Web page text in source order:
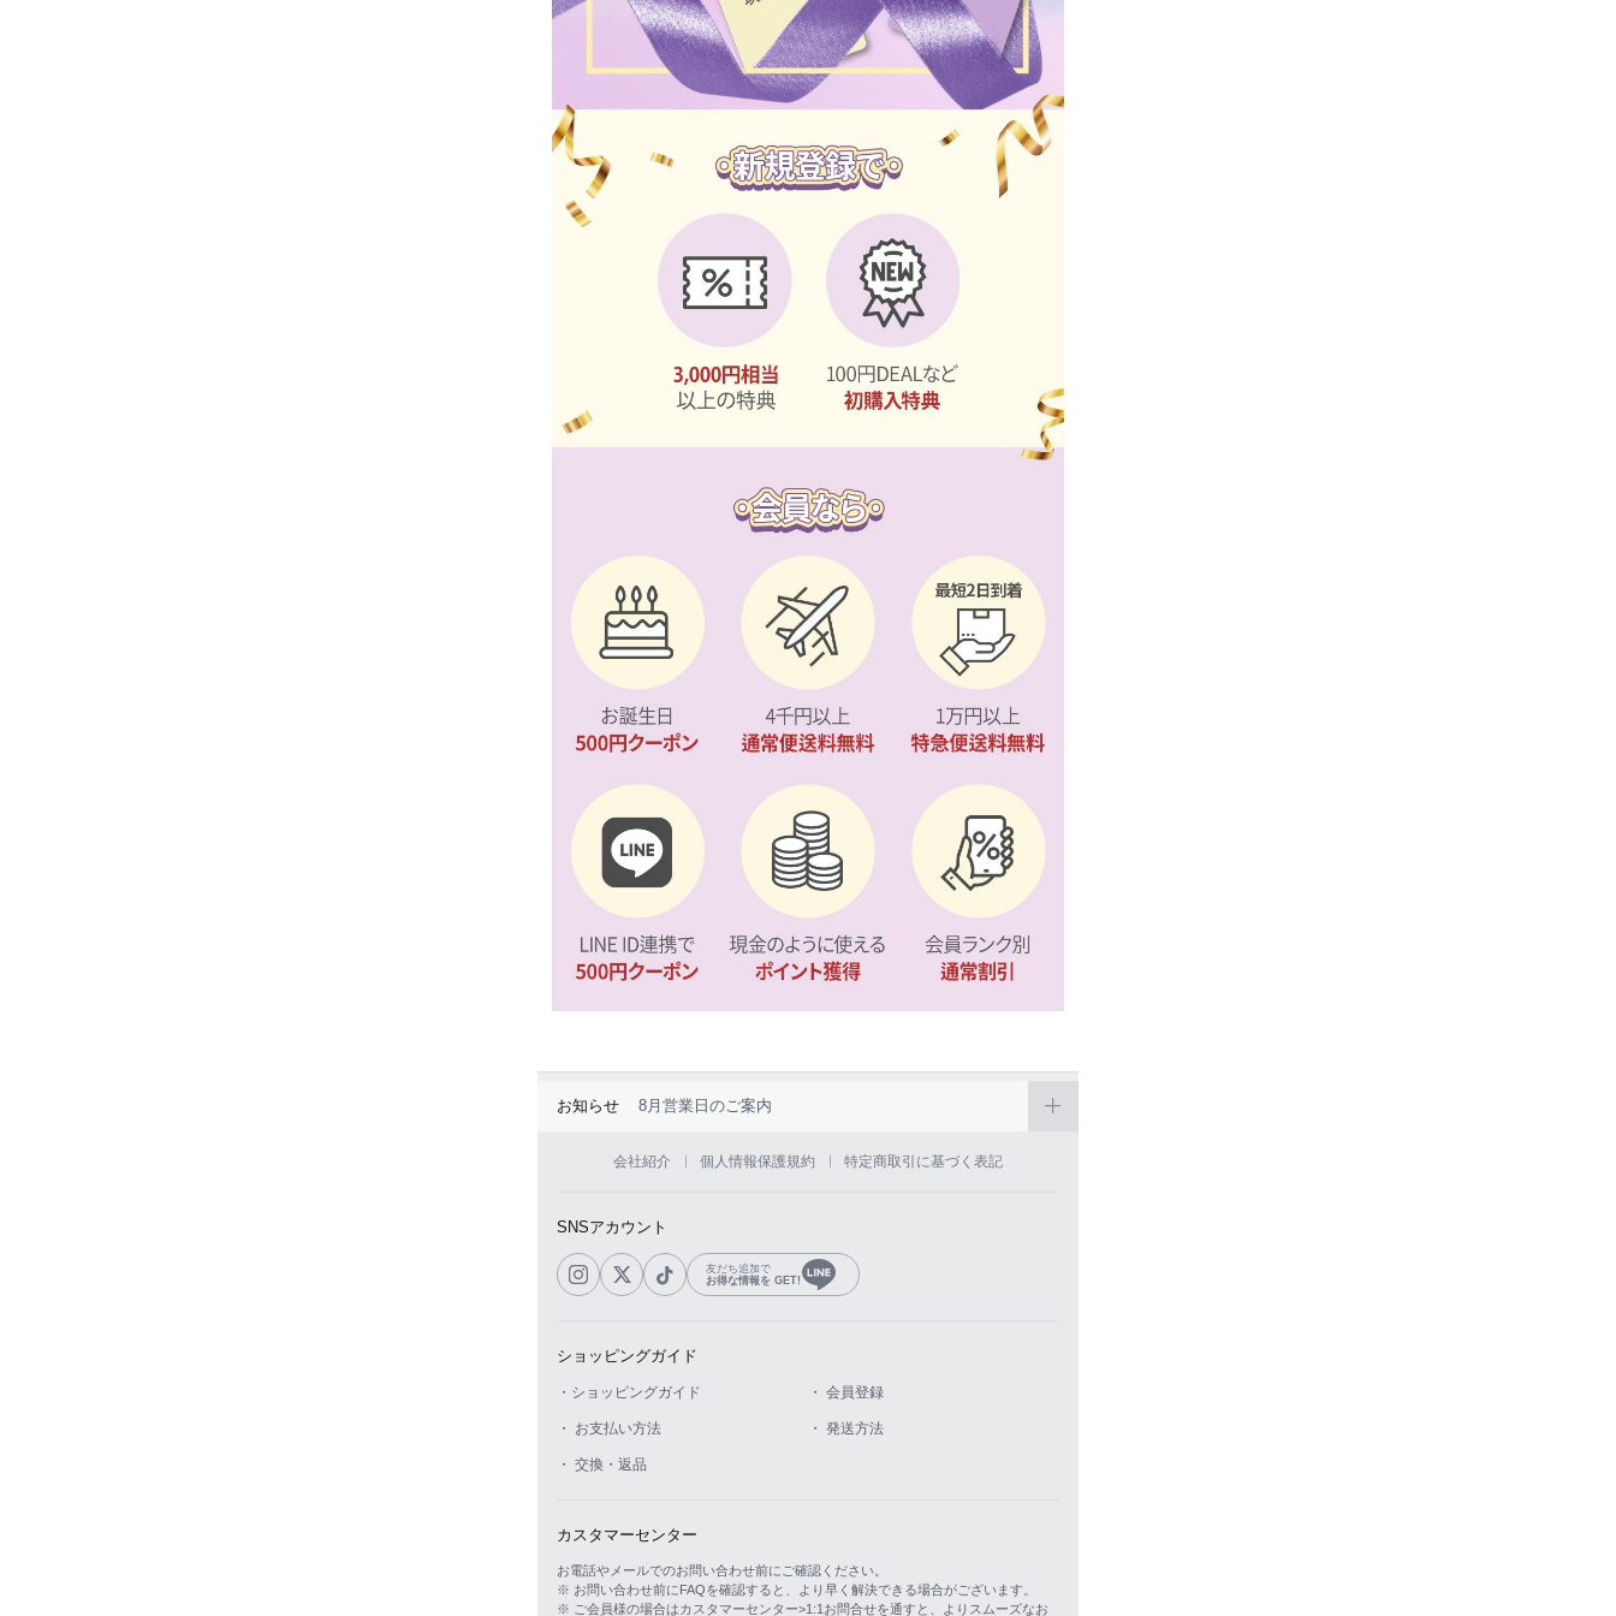
お知らせ 8月営業日のご案内
会社紹介 個人情報保護規約 特定商取引に基づく表記
SNSアカウント
友だち追加で
お得な情報を GET!
ショッピングガイド
・ショッピングガイド ・ 会員登録
・ お支払い方法 ・ 発送方法
・ 交換・返品
カスタマーセンター
お電話やメールでのお問い合わせ前にご確認ください。
※ お問い合わせ前にFAQを確認すると、より早く解決できる場合がございます。
※ ご会員様の場合はカスタマーセンター>1:1お問合せを通すと、よりスムーズなお